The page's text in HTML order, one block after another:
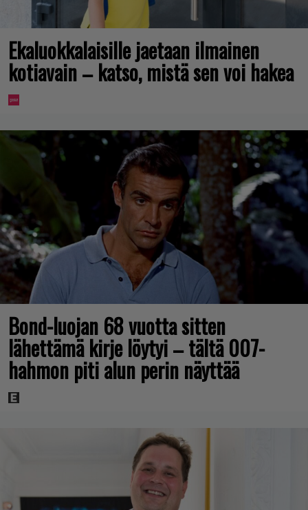
Ekaluokkalaisille jaetaan ilmainen
kotiavain – katso, mistä sen voi hakea
Bond-luojan 68 vuotta sitten
lähettämä kirje löytyi – tältä 007-
hahmon piti alun perin näyttää